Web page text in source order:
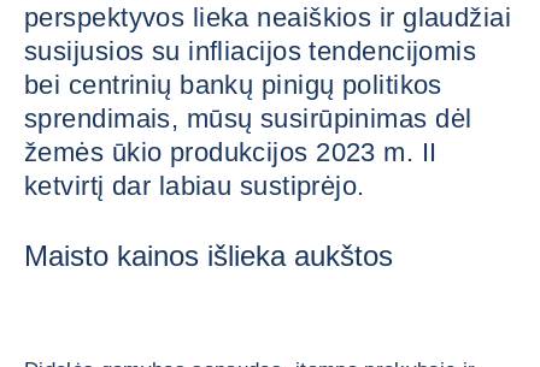
perspektyvos lieka neaiškios ir glaudžiai
susijusios su infliacijos tendencijomis
bei centrinių bankų pinigų politikos
sprendimais, mūsų susirūpinimas dėl
žemės ūkio produkcijos 2023 m. II
ketvirtį dar labiau sustiprėjo.
Maisto kainos išlieka aukštos